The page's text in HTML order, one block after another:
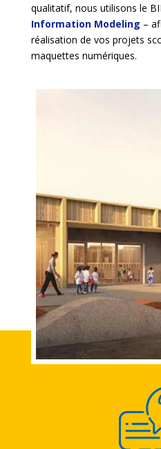
qualitatif, nous utilisons le
Information Modeling –
réalisation de vos projets
maquettes numériques.